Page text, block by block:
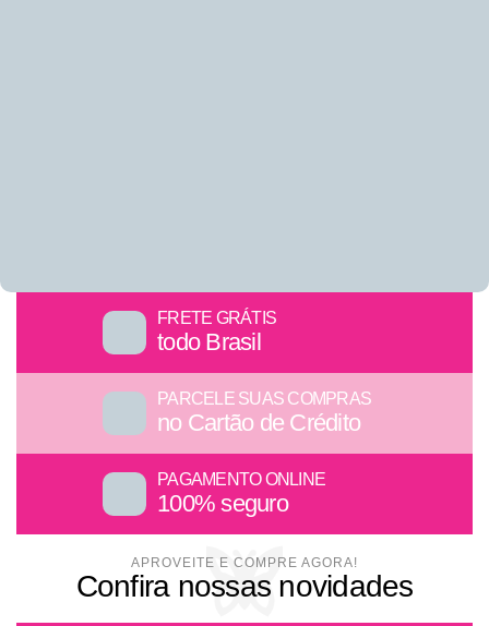
FRETE GRÁTIS
todo Brasil
PARCELE SUAS COMPRAS
no Cartão de Crédito
PAGAMENTO ONLINE
100% seguro
Confira nossas novidades